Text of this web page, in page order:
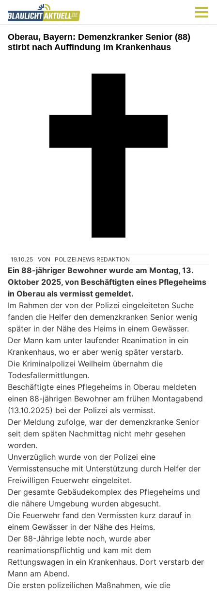
Oberau, Bayern: Demenzkranker Senior (88)
stirbt nach Auffindung im Krankenhaus
19.10.25 VON POLIZEI.NEWS REDAKTION
Ein 88-jähriger Bewohner wurde am Montag, 13.
Oktober 2025, von Beschäftigten eines Pflegeheims
in Oberau als vermisst gemeldet.
Im Rahmen der von der Polizei eingeleiteten Suche
fanden die Helfer den demenzkranken Senior wenig
später in der Nähe des Heims in einem Gewässer.
Der Mann kam unter laufender Reanimation in ein
Krankenhaus, wo er aber wenig später verstarb.
Die Kriminalpolizei Weilheim übernahm die
Todesfallermittlungen.
Beschäftigte eines Pflegeheims in Oberau meldeten
einen 88-jährigen Bewohner am frühen Montagabend
(13.10.2025) bei der Polizei als vermisst.
Der Meldung zufolge, war der demenzkranke Senior
seit dem späten Nachmittag nicht mehr gesehen
worden.
Unverzüglich wurde von der Polizei eine
Vermisstensuche mit Unterstützung durch Helfer der
Freiwilligen Feuerwehr eingeleitet.
Der gesamte Gebäudekomplex des Pflegeheims und
die nähere Umgebung wurden abgesucht.
Die Feuerwehr fand den Vermissten kurz darauf in
einem Gewässer in der Nähe des Heims.
Der 88-Jährige lebte noch, wurde aber
reanimationspflichtig und kam mit dem
Rettungswagen in ein Krankenhaus. Dort verstarb der
Mann am Abend.
Die ersten polizeilichen Maßnahmen, wie die